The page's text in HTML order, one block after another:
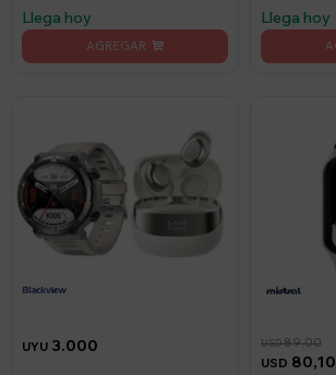
Negro
Llega hoy
Negro
Llega hoy
UYU 3.000
USD 80,10
USD89,00